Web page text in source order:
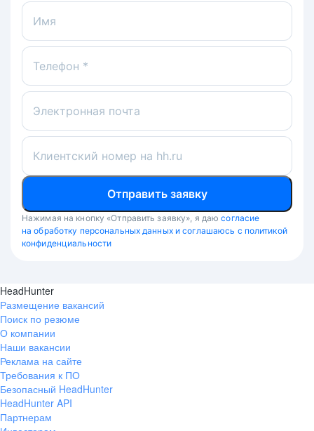
Имя
Телефон *
Электронная почта
Клиентский номер на hh.ru
Отправить заявку
Нажимая на кнопку «Отправить заявку», я даю согласие
на обработку персональных данных и соглашаюсь с политикой
конфиденциальности
HeadHunter
Размещение вакансий
Поиск по резюме
О компании
Наши вакансии
Реклама на сайте
Требования к ПО
Безопасный HeadHunter
HeadHunter API
Партнерам